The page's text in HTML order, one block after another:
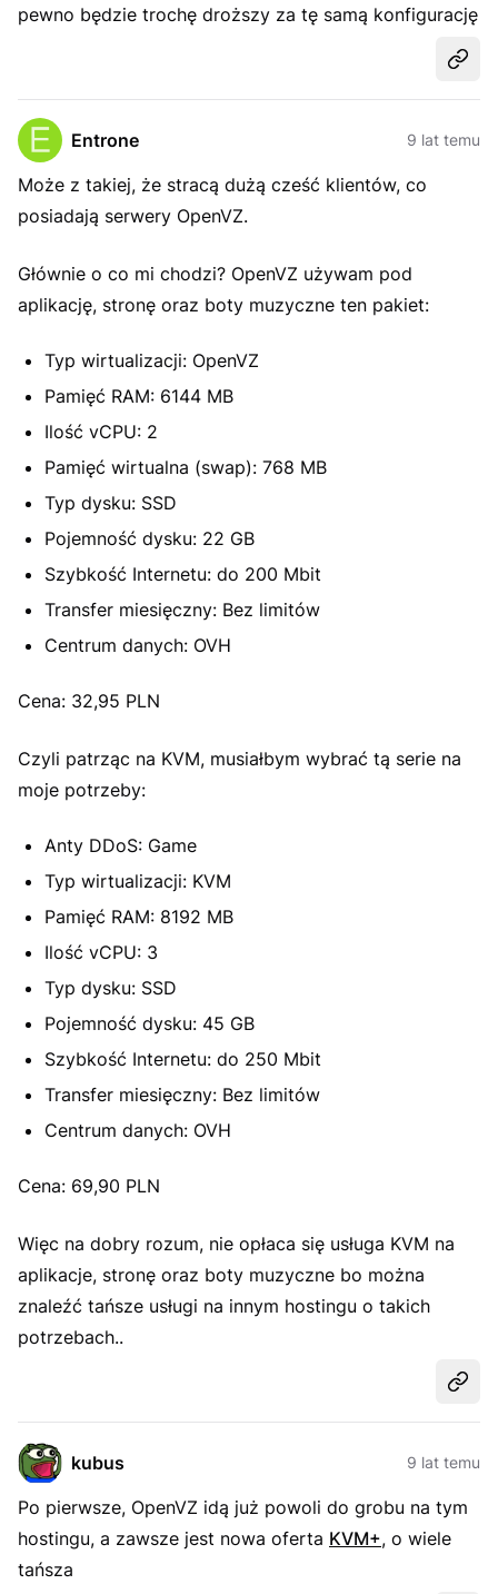
pewno będzie trochę droższy za tę samą konfigurację
Entrone 9 lat temu
Może z takiej, że stracą dużą cześć klientów, co
posiadają serwery OpenVZ.
Głównie o co mi chodzi? OpenVZ używam pod
aplikację, stronę oraz boty muzyczne ten pakiet:
Typ wirtualizacji: OpenVZ
Pamięć RAM: 6144 MB
Ilość vCPU: 2
Pamięć wirtualna (swap): 768 MB
Typ dysku: SSD
Pojemność dysku: 22 GB
Szybkość Internetu: do 200 Mbit
Transfer miesięczny: Bez limitów
Centrum danych: OVH
Cena: 32,95 PLN
Czyli patrząc na KVM, musiałbym wybrać tą serie na
moje potrzeby:
Anty DDoS: Game
Typ wirtualizacji: KVM
Pamięć RAM: 8192 MB
Ilość vCPU: 3
Typ dysku: SSD
Pojemność dysku: 45 GB
Szybkość Internetu: do 250 Mbit
Transfer miesięczny: Bez limitów
Centrum danych: OVH
Cena: 69,90 PLN
Więc na dobry rozum, nie opłaca się usługa KVM na
aplikacje, stronę oraz boty muzyczne bo można
znaleźć tańsze usługi na innym hostingu o takich
potrzebach..
kubus 9 lat temu
Po pierwsze, OpenVZ idą już powoli do grobu na tym
hostingu, a zawsze jest nowa oferta KVM+, o wiele
tańsza